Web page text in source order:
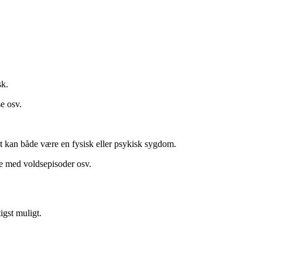
osv.
kan både være en fysisk eller psykisk sygdom.
voldsepisoder osv.
muligt.